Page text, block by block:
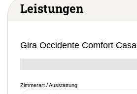
Leistungen
Gira Occidente Comfort Casa
Zimmerart / Ausstattung